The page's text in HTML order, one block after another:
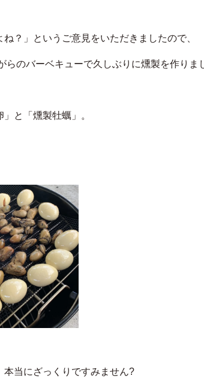
ね？」というご意見をいただきましたので、
らのバーベキューで久しぶりに燻製を作りま
と「燻製牡蠣」。
本当にざっくりですみません?